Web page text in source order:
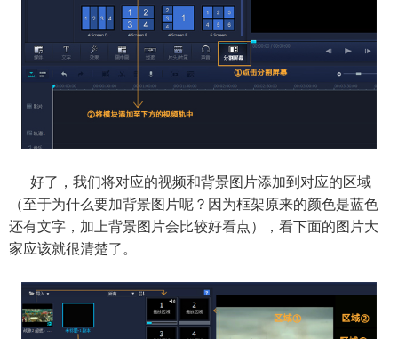
好了，我们将对应的视频和背景图片添加到对应的区域
（至于为什么要加背景图片呢？因为框架原来的颜色是蓝色
还有文字，加上背景图片会比较好看点），看下面的图片大
家应该就很清楚了。